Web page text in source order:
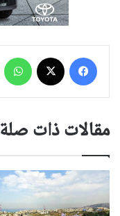
فيسبوك
مقالات ذات صلة